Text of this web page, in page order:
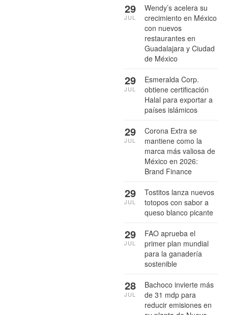
Wendy’s acelera su
crecimiento en México
con nuevos
restaurantes en
Guadalajara y Ciudad
de México
29
JUL
Esmeralda Corp.
obtiene certificación
Halal para exportar a
países islámicos
29
JUL
Corona Extra se
mantiene como la
marca más valiosa de
México en 2026:
Brand Finance
29
JUL
Tostitos lanza nuevos
totopos con sabor a
queso blanco picante
29
JUL
FAO aprueba el
primer plan mundial
para la ganadería
sostenible
29
JUL
Bachoco invierte más
de 31 mdp para
reducir emisiones en
28
JUL